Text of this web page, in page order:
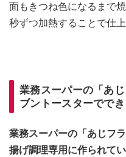
面もきつね色になるまで
秒ずつ加熱することで仕上
業務スーパーの「あ
ブントースターででき
業務スーパーの「あじフ
揚げ調理専用に作られて